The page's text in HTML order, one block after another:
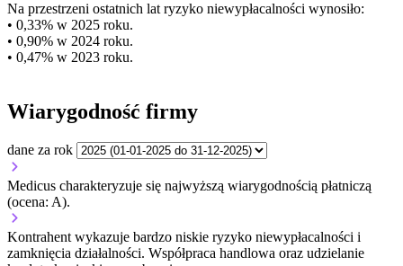
Na przestrzeni ostatnich lat ryzyko niewypłacalności wynosiło:
• 0,33% w 2025 roku.
• 0,90% w 2024 roku.
• 0,47% w 2023 roku.
Wiarygodność firmy
dane za rok
Medicus charakteryzuje się najwyższą wiarygodnością płatniczą
(ocena: A).
Kontrahent wykazuje bardzo niskie ryzyko niewypłacalności i
zamknięcia działalności. Współpraca handlowa oraz udzielanie